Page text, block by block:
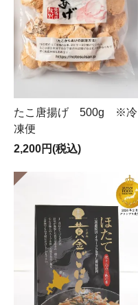
たこ唐揚げ 500g ※冷
凍便
2,200円(税込)